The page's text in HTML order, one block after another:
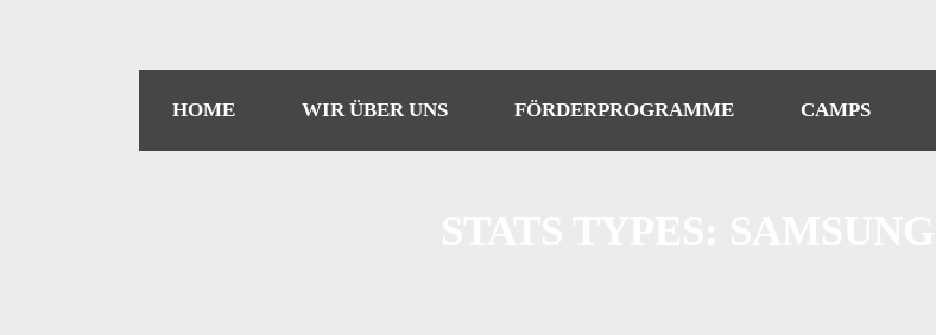
HOME WIR ÜBER UNS FÖRDERPROGRAMME CAMPS